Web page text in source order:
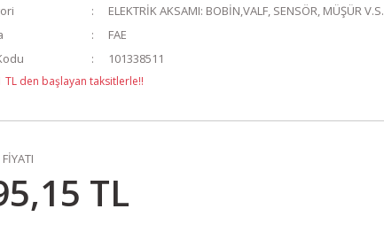
ELEKTRİK AKSAMI: BOBİN,VALF, SENSÖR, MÜŞÜR V.S.
FAE
101338511
TL den başlayan taksitlerle!!
TL